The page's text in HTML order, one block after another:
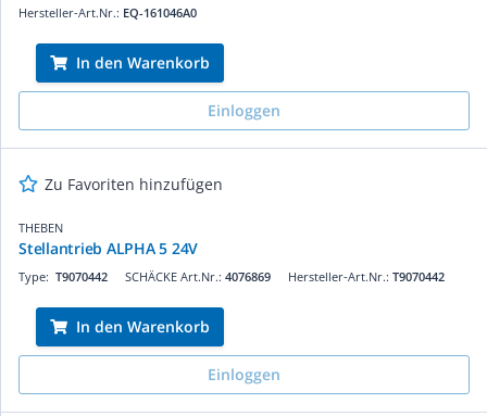
Hersteller-Art.Nr.: EQ-161046A0
In den Warenkorb
Einloggen
Zu Favoriten hinzufügen
THEBEN
Stellantrieb ALPHA 5 24V
SCHÄCKE Art.Nr.: 4076869
Type: T9070442 Hersteller-Art.Nr.: T9070442
In den Warenkorb
Einloggen